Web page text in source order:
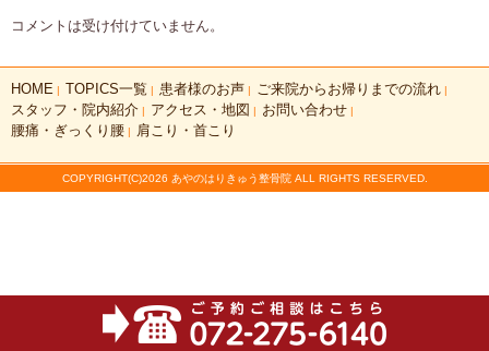
コメントは受け付けていません。
HOME | TOPICS一覧 | 患者様のお声 | ご来院からお帰りまでの流れ |
スタッフ・院内紹介 | アクセス・地図 | お問い合わせ |
腰痛・ぎっくり腰 | 肩こり・首こり
COPYRIGHT(C)2026 あやのはりきゅう整骨院 ALL RIGHTS RESERVED.